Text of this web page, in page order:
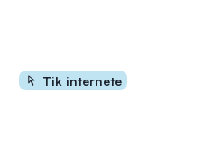
Tik internete